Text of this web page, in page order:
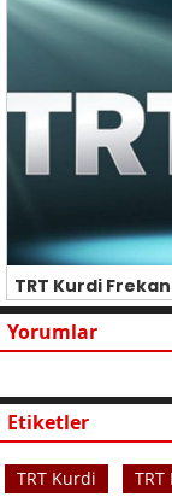
TRT Kurdi
Yorumlar
Etiketler
TRT Kurdi